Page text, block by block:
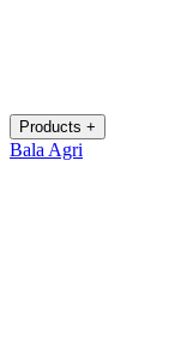
Products +
Bala Agri